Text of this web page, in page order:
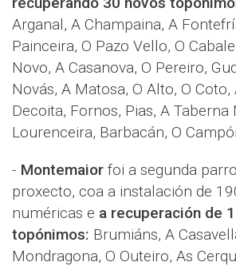
Arganal, A Champaina, A
Painceira, O Pazo Vello, O
Novo, A Casanova, O Pereiro,
Novás, A Matosa, O Alto, O
Decoita, Fornos, Pias, A Taberna
Lourenceira, Barbacán, O
- Montemaior foi a segunda
proxecto, coa a instalación de
numéricas e a recuperación de
topónimos: Brumiáns, A
Mondragona, O Outeiro, As